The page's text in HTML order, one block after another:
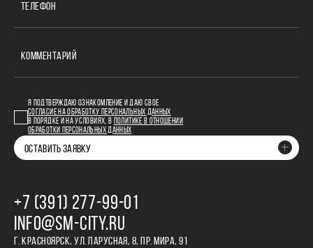
ТЕЛЕФОН
КОММЕНТАРИЙ
Я ПОДТВЕРЖДАЮ ОЗНАКОМЛЕНИЕ И ДАЮ СВОЕ
СОГЛАСИЕ НА ОБРАБОТКУ ПЕРСОНАЛЬНЫХ ДАННЫХ
В ПОРЯДКЕ И НА УСЛОВИЯХ, В
ПОЛИТИКЕ В ОТНОШЕНИИ
ОБРАБОТКИ ПЕРСОНАЛЬНЫХ ДАННЫХ
ОСТАВИТЬ ЗАЯВКУ
+7 (391) 277‒99‒01
INFO@SM-CITY.RU
Г. КРАСНОЯРСК, УЛ. ПАРУСНАЯ, 8, ПР. МИРА, 91